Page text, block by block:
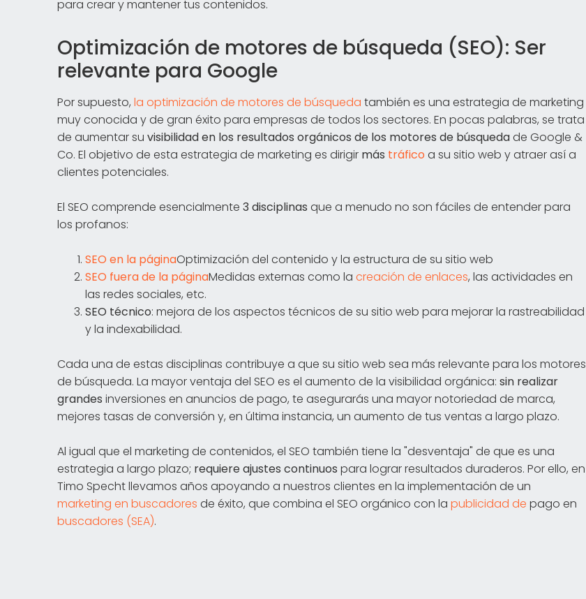
para crear y mantener tus contenidos.
Optimización de motores de búsqueda (SEO): Ser
relevante para Google
Por supuesto, la optimización de motores de búsqueda también es una estrategia de marketing
muy conocida y de gran éxito para empresas de todos los sectores. En pocas palabras, se trata
de aumentar su visibilidad en los resultados orgánicos de los motores de búsquedade Google &
Co. El objetivo de esta estrategia de marketing es dirigir más tráfico a su sitio web y atraer así a
clientes potenciales.
El SEO comprende esencialmente 3 disciplinas que a menudo no son fáciles de entender para
los profanos:
SEO en la páginaOptimización del contenido y la estructura de su sitio web
SEO fuera de la páginaMedidas externas como la creación de enlaces, las actividades en
las redes sociales, etc.
SEO técnico: mejora de los aspectos técnicos de su sitio web para mejorar la rastreabilidad
y la indexabilidad.
Cada una de estas disciplinas contribuye a que su sitio web sea más relevante para los motores
de búsqueda. La mayor ventaja del SEO es el aumento de la visibilidad orgánica: sin realizar
grandes inversiones en anuncios de pago, te asegurarás una mayor notoriedad de marca,
mejores tasas de conversión y, en última instancia, un aumento de tus ventas a largo plazo.
Al igual que el marketing de contenidos, el SEO también tiene la "desventaja" de que es una
estrategia a largo plazo; requiere ajustes continuos para lograr resultados duraderos. Por ello, en
Timo Specht llevamos años apoyando a nuestros clientes en la implementación de un
marketing en buscadores de éxito, que combina el SEO orgánico con la publicidad de pago en
buscadores (SEA).